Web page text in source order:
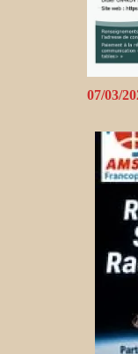
07/03/